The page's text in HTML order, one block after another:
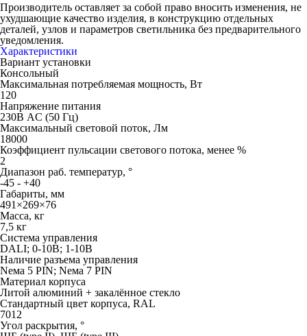
Производитель оставляет за собой право вносить изменения, не
ухудшающие качество изделия, в конструкцию отдельных
деталей, узлов и параметров светильника без предварительного
уведомления.
Характеристики
Вариант установки
Консольный
Максимальная потребляемая мощность, Вт
120
Напряжение питания
230В AC (50 Гц)
Максимальный световой поток, Лм
18000
Коэффициент пульсации светового потока, менее %
2
Диапазон раб. температур, °
-45 - +40
Габариты, мм
491×269×76
Масса, кг
7,5 кг
Система управления
DALI; 0-10В; 1-10В
Наличие разъема управления
Neма 5 PIN; Neма 7 PIN
Материал корпуса
Литой алюминий + закалённое стекло
Стандартный цвет корпуса, RAL
7012
Угол раскрытия, °